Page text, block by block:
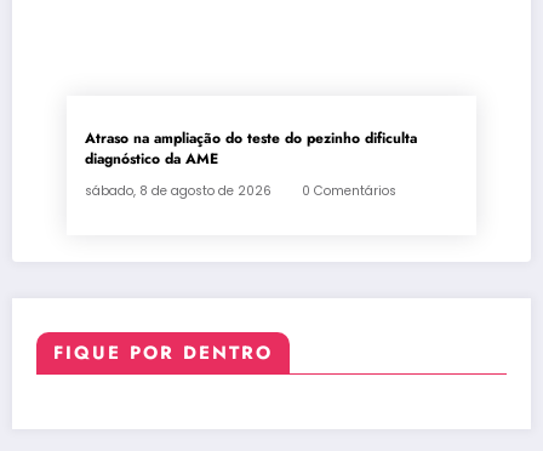
Atraso na ampliação do teste do pezinho dificulta
diagnóstico da AME
sábado, 8 de agosto de 2026 0 Comentários
FIQUE POR DENTRO